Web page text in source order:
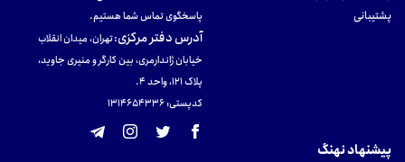
پشتیبانی
پاسخگوی تماس شما هستیم.
آدرس دفتر مرکزی:تهران، میدان انقلاب
خیابان ژاندارمری، بین کارگر و منیری جاوید،
پلاک 121، واحد ۴.
کدپستی: 131465433۶
پیشنهاد نهنگ